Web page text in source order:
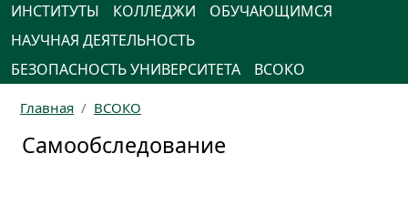
ИНСТИТУТЫ
КОЛЛЕДЖИ
ОБУЧАЮЩИМСЯ
НАУЧНАЯ ДЕЯТЕЛЬНОСТЬ
БЕЗОПАСНОСТЬ УНИВЕРСИТЕТА
ВСОКО
Главная ВСОКО
Самообследование